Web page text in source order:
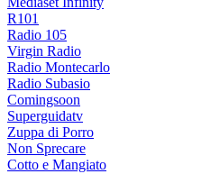
R101
Radio 105
Virgin Radio
Radio Montecarlo
Radio Subasio
Comingsoon
Superguidatv
Zuppa di Porro
Non Sprecare
Cotto e Mangiato